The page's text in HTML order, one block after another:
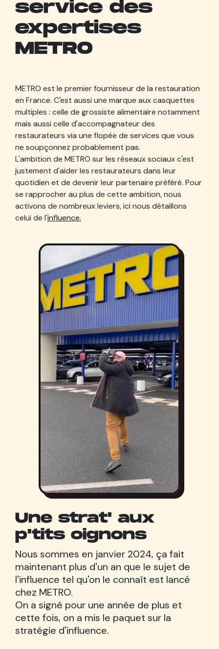
service des
expertises
METRO
METRO est le premier fournisseur de la restauration
en France. C'est aussi une marque aux casquettes
multiples : celle de grossiste alimentaire notamment
mais aussi celle d'accompagnateur des
restaurateurs via une flopée de services que vous
ne soupçonnez probablement pas.
L'ambition de METRO sur les réseaux sociaux c'est
justement d'aider les restaurateurs dans leur
quotidien et de devenir leur partenaire préféré. Pour
se rapprocher au plus de cette ambition, nous
activons de nombreux leviers, ici nous détaillons
celui de l'influence.
Une strat' aux
p'tits oignons
Nous sommes en janvier 2024, ça fait
maintenant plus d'un an que le sujet de
l'influence tel qu'on le connaît est lancé
chez METRO.
On a signé pour une année de plus et
cette fois, on a mis le paquet sur la
stratégie d'influence.